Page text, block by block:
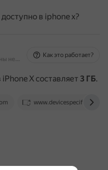
в iphone x?
На основе источников, возможны неточности
Как это работает?
X составляет 3 ГБ.